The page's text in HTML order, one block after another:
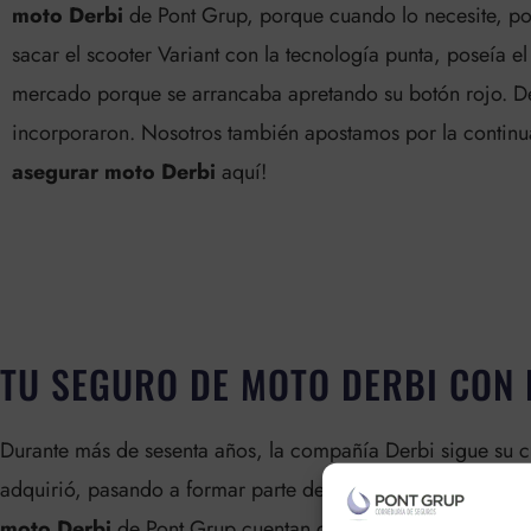
moto Derbi de Pont Grup, porque cuando lo necesite,
sacar el scooter Variant con la tecnología punta, poseía
mercado porque se arrancaba apretando su botón rojo.
incorporaron. Nosotros también apostamos por la
asegurar moto Derbi aquí!
TU SEGURO DE MOTO DERBI
Durante más de sesenta años, la compañía Derbi sigue
adquirió, pasando a formar parte de su legado. Esta